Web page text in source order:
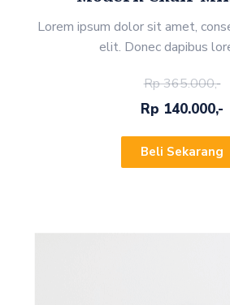
Lorem ipsum dolor sit amet,
elit. Donec dapibus
Rp 365.000,-
Rp 140.000,-
Beli Sekarang